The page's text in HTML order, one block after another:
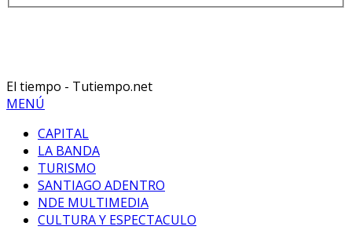
El tiempo - Tutiempo.net
MENÚ
CAPITAL
LA BANDA
TURISMO
SANTIAGO ADENTRO
NDE MULTIMEDIA
CULTURA Y ESPECTACULO